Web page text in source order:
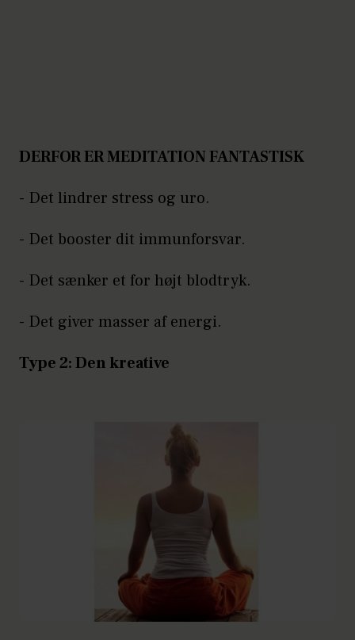
DERFOR ER MEDITATION FANTASTISK
- Det lindrer stress og uro.
- Det booster dit immunforsvar.
- Det sænker et for højt blodtryk.
- Det giver masser af energi.
Type 2: Den kreative